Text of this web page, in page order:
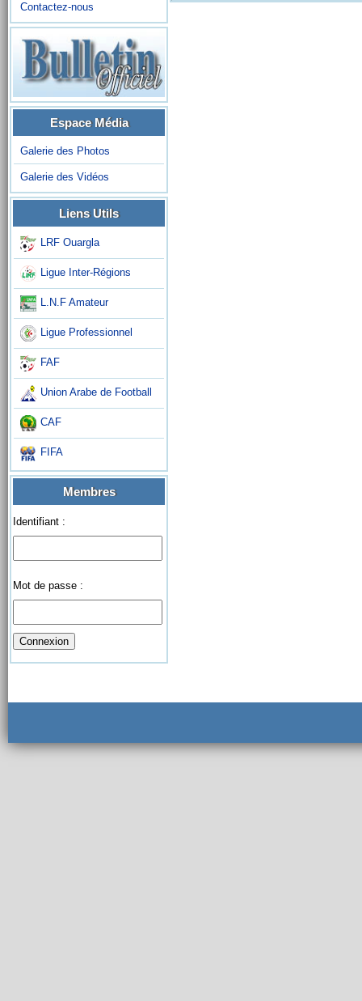
Contactez-nous
Espace Média
Galerie des Photos
Galerie des Vidéos
Liens Utils
LRF Ouargla
Ligue Inter-Régions
L.N.F Amateur
Ligue Professionnel
FAF
Union Arabe de Football
CAF
FIFA
Membres
Identifiant :
Mot de passe :